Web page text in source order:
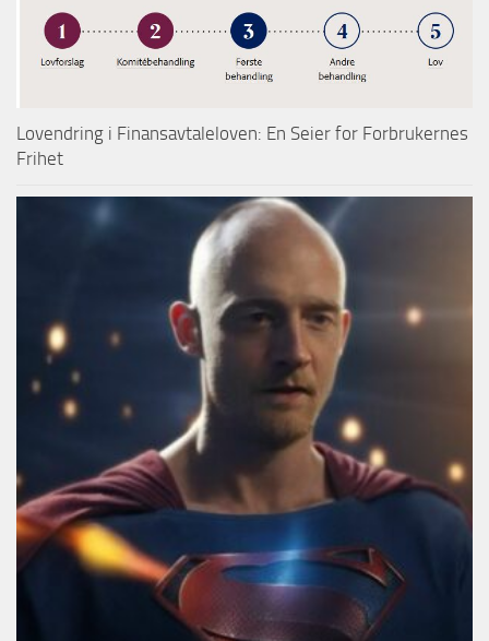
Lovendring i Finansavtaleloven: En Seier for Forbrukernes
Frihet